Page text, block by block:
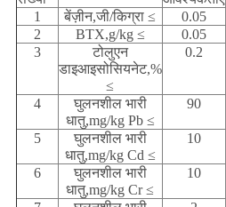
1 बेंज़ीन,जी/किग्रा ≤ 0.05
2
BTX,g/kg ≤ 0.05
3
टोलुएन
डाइआइसोसियनेट,%
≤
0.2
4
घुलनशील भारी
धातु,mg/kg Pb ≤
90
5
घुलनशील भारी
धातु,mg/kg Cd ≤
10
6
घुलनशील भारी
धातु,mg/kg Cr ≤
10